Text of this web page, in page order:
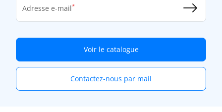
Adresse e-mail
Voir le catalogue
Contactez-nous par mail